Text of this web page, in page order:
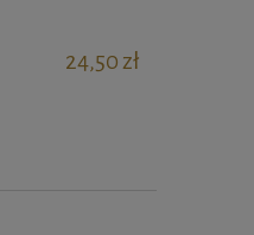
24,50 zł